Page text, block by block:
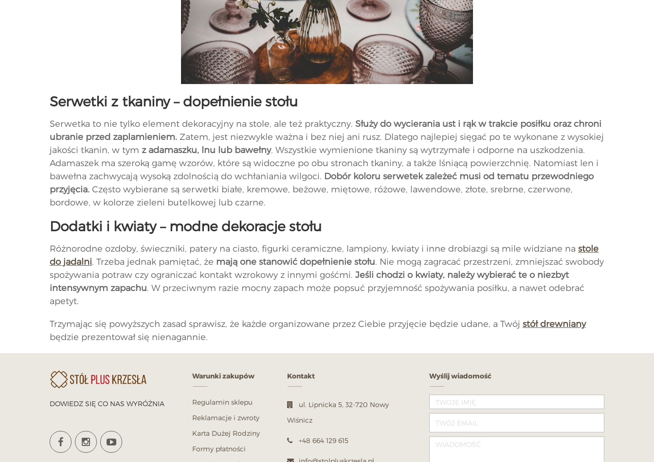
Serwetki z tkaniny – dopełnienie stołu
Serwetka to nie tylko element dekoracyjny na stole, ale też praktyczny. Służy do wycierania ust i rąk w trakcie posiłku oraz chroni
ubranie przed zaplamieniem. Zatem, jest niezwykle ważna i bez niej ani rusz. Dlatego najlepiej sięgać po te wykonane z wysokiej
jakości tkanin, w tym z adamaszku, lnu lub bawełny. Wszystkie wymienione tkaniny są wytrzymałe i odporne na uszkodzenia.
Adamaszek ma szeroką gamę wzorów, które są widoczne po obu stronach tkaniny, a także lśniącą powierzchnię. Natomiast len i
bawełna zachwycają wysoką zdolnością do wchłaniania wilgoci. Dobór koloru serwetek zależeć musi od tematu przewodniego
przyjęcia. Często wybierane są serwetki białe, kremowe, beżowe, miętowe, różowe, lawendowe, złote, srebrne, czerwone,
bordowe, w kolorze zieleni butelkowej lub czarne.
Dodatki i kwiaty – modne dekoracje stołu
Różnorodne ozdoby, świeczniki, patery na ciasto, figurki ceramiczne, lampiony, kwiaty i inne drobiazgi są mile widziane na stole
do jadalni. Trzeba jednak pamiętać, że mają one stanowić dopełnienie stołu. Nie mogą zagracać przestrzeni, zmniejszać swobody
spożywania potraw czy ograniczać kontakt wzrokowy z innymi gośćmi. Jeśli chodzi o kwiaty, należy wybierać te o niezbyt
intensywnym zapachu. W przeciwnym razie mocny zapach może popsuć przyjemność spożywania posiłku, a nawet odebrać
apetyt.
Trzymając się powyższych zasad sprawisz, że każde organizowane przez Ciebie przyjęcie będzie udane, a Twój stół drewniany
będzie prezentował się nienagannie.
DOWIEDZ SIĘ CO NAS WYRÓŻNIA
Warunki zakupów
Regulamin sklepu
Reklamacje i zwroty
Karta Dużej Rodziny
Formy płatności
Kontakt
ul. Lipnicka 5, 32-720 Nowy
Wiśnicz
+48 664 129 615
Wyślij wiadomość